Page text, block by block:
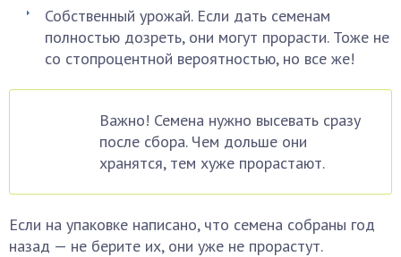
Собственный урожай. Если дать семенам
полностью дозреть, они могут прорасти. Тоже не
со стопроцентной вероятностью, но все же!
Важно! Семена нужно высевать сразу
после сбора. Чем дольше они
хранятся, тем хуже прорастают.
Если на упаковке написано, что семена собраны год
назад — не берите их, они уже не прорастут.